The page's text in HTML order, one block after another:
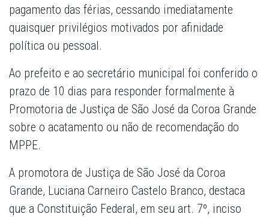
pagamento das férias, cessando imediatamente
quaisquer privilégios motivados por afinidade
política ou pessoal.
Ao prefeito e ao secretário municipal foi conferido o
prazo de 10 dias para responder formalmente à
Promotoria de Justiça de São José da Coroa Grande
sobre o acatamento ou não de recomendação do
MPPE.
A promotora de Justiça de São José da Coroa
Grande, Luciana Carneiro Castelo Branco, destaca
que a Constituição Federal, em seu art. 7º, inciso